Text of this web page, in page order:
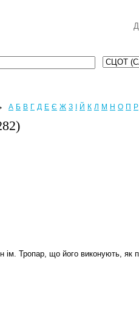
А Б В Г Д Е Є Ж З Й К Л М Н О П Р
ім. Тропар, що його виконують,